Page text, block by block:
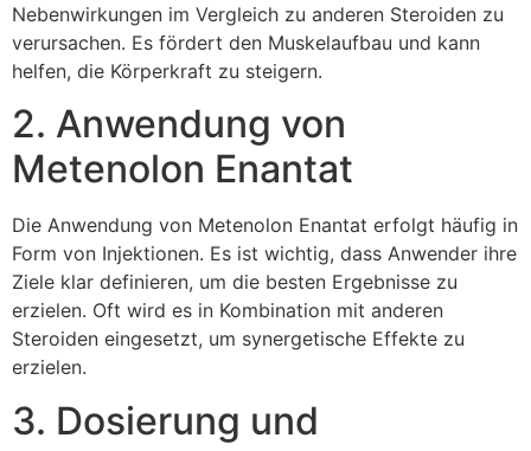
Nebenwirkungen im Vergleich zu anderen Steroiden zu
verursachen. Es fördert den Muskelaufbau und kann
helfen, die Körperkraft zu steigern.
2. Anwendung von
Metenolon Enantat
Die Anwendung von Metenolon Enantat erfolgt häufig in
Form von Injektionen. Es ist wichtig, dass Anwender ihre
Ziele klar definieren, um die besten Ergebnisse zu
erzielen. Oft wird es in Kombination mit anderen
Steroiden eingesetzt, um synergetische Effekte zu
erzielen.
3. Dosierung und